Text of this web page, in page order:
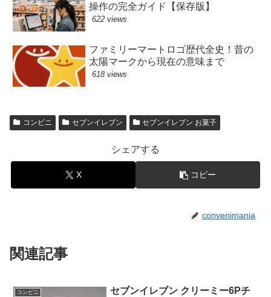
操作の完全ガイド【保存版】
622 views
ファミリーマートロゴ歴代全史！昔の
太陽マークから現在の意味まで
618 views
コンビニ セブンイレブン セブンイレブン お菓子
シェアする
X コピー
convenimania
関連記事
コンビニ
セブンイレブン クリーミー6Pチ